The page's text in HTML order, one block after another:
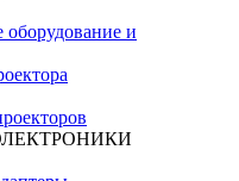
оборудование и